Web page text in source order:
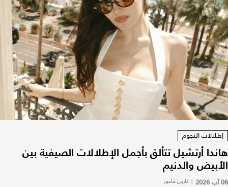
إطلالات النجوم
هاندا أرتشيل تتألق بأجمل الإطلالات الصيفية بين
الأبيض والدنيم
06 آب 2026 | كارين فاعور